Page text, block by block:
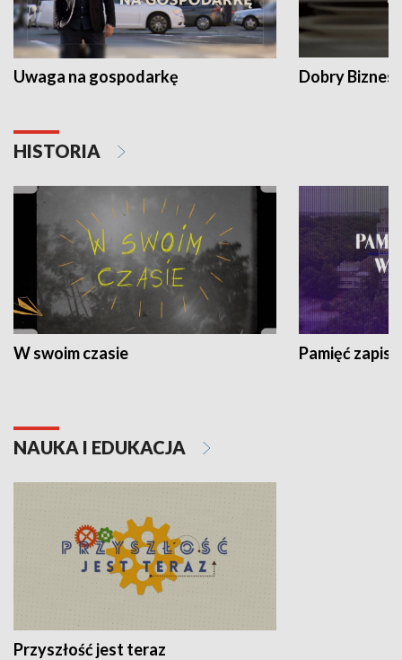
Uwaga na gospodarkę Dobry Biznes
HISTORIA
W swoim czasie Pamięć
NAUKA I EDUKACJA
Przyszłość jest teraz